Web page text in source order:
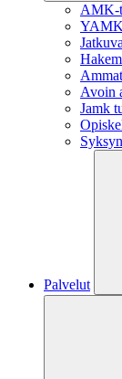
AMK-
Avoin
Jamk
Palvelut